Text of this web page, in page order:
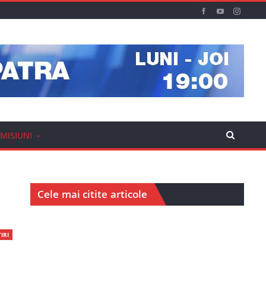
Cele mai citite articole